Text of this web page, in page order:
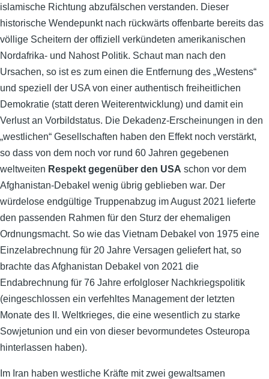
islamische Richtung abzufälschen verstanden. Dieser
historische Wendepunkt nach rückwärts offenbarte bereits das
völlige Scheitern der offiziell verkündeten amerikanischen
Nordafrika- und Nahost Politik. Schaut man nach den
Ursachen, so ist es zum einen die Entfernung des „Westens“
und speziell der USA von einer authentisch freiheitlichen
Demokratie (statt deren Weiterentwicklung) und damit ein
Verlust an Vorbildstatus. Die Dekadenz-Erscheinungen in den
„westlichen“ Gesellschaften haben den Effekt noch verstärkt,
so dass von dem noch vor rund 60 Jahren gegebenen
weltweiten Respekt gegenüber den USA schon vor dem
Afghanistan-Debakel wenig übrig geblieben war. Der
würdelose endgültige Truppenabzug im August 2021 lieferte
den passenden Rahmen für den Sturz der ehemaligen
Ordnungsmacht. So wie das Vietnam Debakel von 1975 eine
Einzelabrechnung für 20 Jahre Versagen geliefert hat, so
brachte das Afghanistan Debakel von 2021 die
Endabrechnung für 76 Jahre erfolgloser Nachkriegspolitik
(eingeschlossen ein verfehltes Management der letzten
Monate des II. Weltkrieges, die eine wesentlich zu starke
Sowjetunion und ein von dieser bevormundetes Osteuropa
hinterlassen haben).
Im Iran haben westliche Kräfte mit zwei gewaltsamen